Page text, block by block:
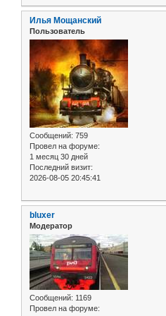
Илья Мощанский
Пользователь
Сообщений: 759
Провел на форуме:
1 месяц 30 дней
Последний визит:
2026-08-05 20:45:41
bluxer
Модератор
Сообщений: 1169
Провел на форуме: